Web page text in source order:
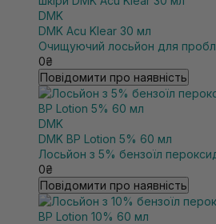
DMK
DMK Acu Klear 30 мл
Очищуючий лосьйон для
0₴
Повідомити про наявність
DMK
DMK BP Lotion 5% 60 мл
Лосьйон з 5% бензоїл
0₴
Повідомити про наявність